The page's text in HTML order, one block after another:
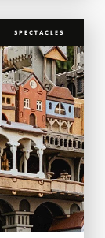
SPECTACLES